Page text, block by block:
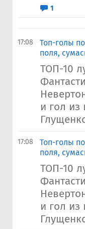
1
17:08
Топ-голы
поля,
ТОП-10
и гол из
17:08
Топ-голы
поля,
ТОП-10
и гол из